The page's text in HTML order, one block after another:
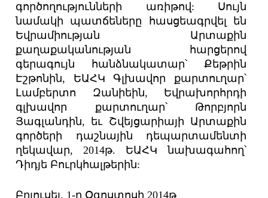
գործողությունների առիթով: Սույն
նամակի պատճեները հասցեագրվել են
Եվրամիության Արտաքին
քաղաքականության հարցերով
գերագույն հանձնակատար՝ Քեթրին
Էշթոնին, ԵԱՀԿ Գլխավոր քարտուղար՝
Լամբերտո Զանիեին, Եվրախորհրդի
գլխավոր քարտուղար՝ Թորբյորն
Յագլանդին, եւ Շվեյցարիայի Արտաքին
գործերի դաշնային դեպարտամենտի
ղեկավար, 2014թ. ԵԱՀԿ նախագահող՝
Դիդյե Բուրկհալթերին:
Բրյուսել, 1-ը Օգոստոսի 2014թ